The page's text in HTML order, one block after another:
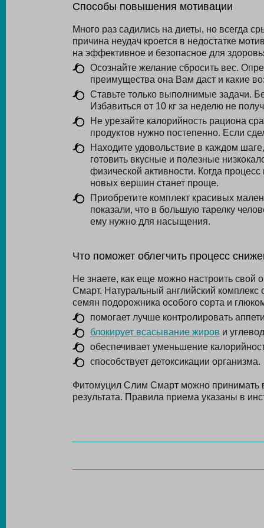
Способы повышения мотивации
Много раз садились на диеты, но всегда
причина неудач кроется в недостатке
на эффективное и безопасное для
Осознайте желание сбросить вес.
преимущества она Вам даст и какие
Ставьте только выполнимые задачи.
Избавиться от 10 кг за неделю не
Не урезайте калорийность рациона
продуктов нужно постепенно. Если
Находите удовольствие в каждом
готовить вкусные и полезные
физической активности. Когда
новых вершин станет проще.
Приобретите комплект красивых
показали, что в большую тарелку
ему нужно для насыщения.
Что поможет облегчить процесс
Не знаете, как еще можно настроить
Смарт. Натуральный английский
семян подорожника особого сорта и
помогает лучше контролировать
блокирует всасывание жиров и
обеспечивает уменьшение
способствует детоксикации организма.
Фитомуцил Слим Смарт можно принимать
результата. Правила приема указаны в